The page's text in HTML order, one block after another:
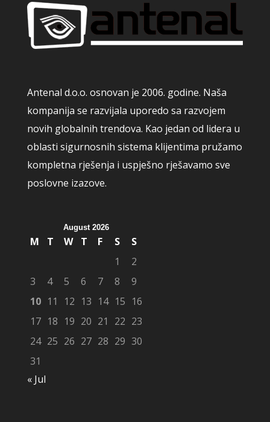
Antenal d.o.o. osnovan je 2006. godine. Naša
kompanija se razvijala uporedo sa razvojem
novih globalnih trendova. Kao jedan od lidera u
oblasti sigurnosnih sistema klijentima pružamo
kompletna rješenja i uspješno rješavamo sve
poslovne izazove.
August 2026
M T W T F S
S
1
2
3
4 5 6 7 8
9
10 11 12 13 14 15 16
17 18 19 20 21 22 23
24 25 26 27 28 29 30
31
« Jul